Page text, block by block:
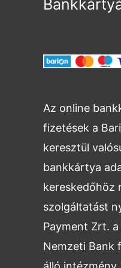
Az online
fizetések a
keresztül
bankkártya
kereskedőhöz
szolgáltatást
Payment Zrt.
Nemzeti Bank